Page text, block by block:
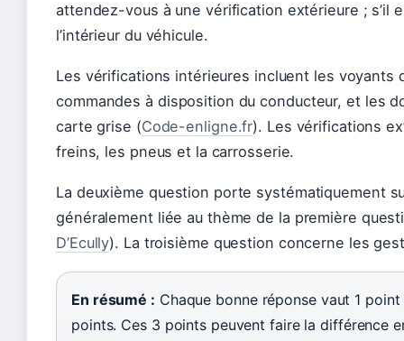
attendez-vous à une vérification extérieure ; s’il
l’intérieur du véhicule.
Les vérifications intérieures incluent les voyants
commandes à disposition du conducteur, et les
carte grise (Code-enligne.fr). Les vérifications
freins, les pneus et la carrosserie.
La deuxième question porte systématiquement
généralement liée au thème de la première
D’Ecully). La troisième question concerne les
En résumé : Chaque bonne réponse vaut 1
points. Ces 3 points peuvent faire la différence